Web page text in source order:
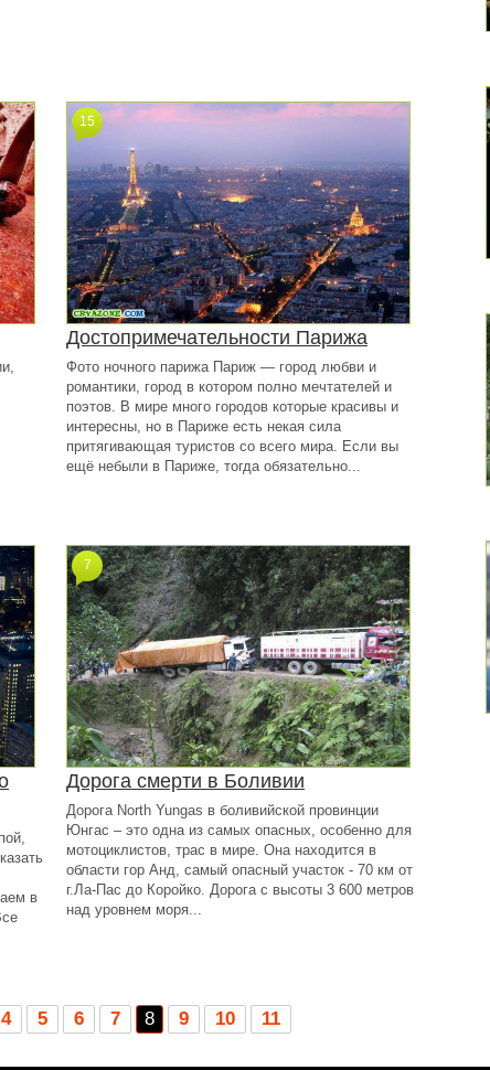
Достопримечательности Парижа
Фото ночного парижа Париж — город любви и
романтики, город в котором полно мечтателей и
поэтов. В мире много городов которые красивы и
интересны, но в Париже есть некая сила
притягивающая туристов со всего мира. Если вы
ещё небыли в Париже, тогда обязательно...
15
в
Дорога смерти в Боливии
Дорога North Yungas в боливийской провинции
Юнгас – это одна из самых опасных, особенно для
мотоциклистов, трас в мире. Она находится в
области гор Анд, самый опасный участок - 70 км от
г.Ла-Пас до Коройко. Дорога с высоты 3 600 метров
над уровнем моря...
7
4 5 6 7 8 9 10 11